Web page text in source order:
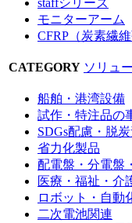
staffシリーズ
モニターアーム
CFRP（炭素繊
CATEGORY ソリュ
船舶・港湾設備
試作・特注品の
SDGs配慮・脱
省力化製品
配電盤・分電盤
医療・福祉・介
ロボット・自動
二次電池関連